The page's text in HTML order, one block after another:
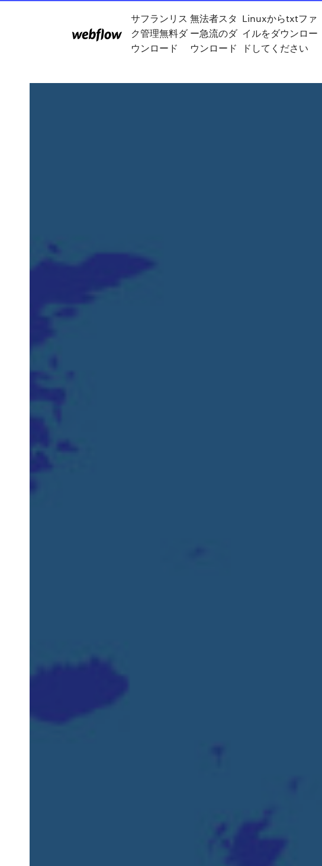
サフランリス
ク管理無料ダ
ウンロード
無法者スタ
ー急流のダ
ウンロード
Linuxからtxtファ
イルをダウンロー
ドしてください